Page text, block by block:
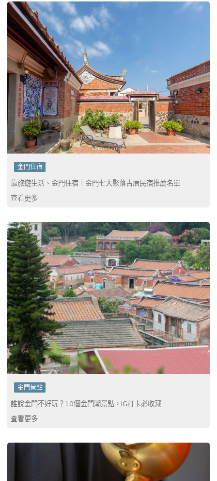
金門住宿
靠旅遊生活、金門住宿｜金門七大聚落古厝民宿推薦名單
查看更多
金門景點
誰說金門不好玩？10個金門潮景點，IG打卡必收藏
查看更多